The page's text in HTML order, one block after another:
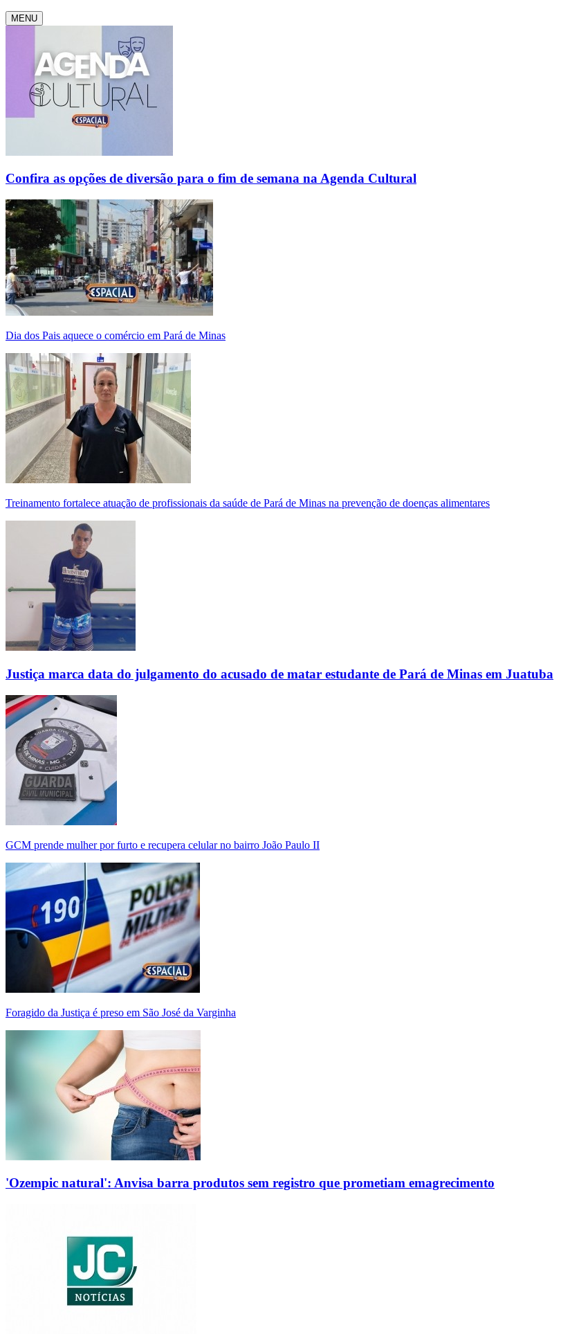
MENU
Confira as opções de diversão para o fim de semana na Agenda Cultural
Dia dos Pais aquece o comércio em Pará de Minas
Treinamento fortalece atuação de profissionais da saúde de Pará de Minas na prevenção de doenças alimentares
Justiça marca data do julgamento do acusado de matar estudante de Pará de Minas em Juatuba
GCM prende mulher por furto e recupera celular no bairro João Paulo II
Foragido da Justiça é preso em São José da Varginha
'Ozempic natural': Anvisa barra produtos sem registro que prometiam emagrecimento